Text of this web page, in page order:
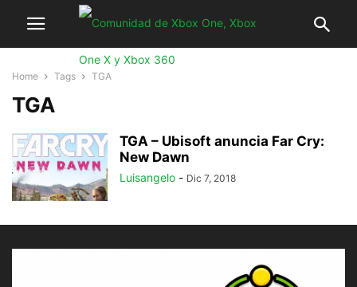
Home Tags TGA
TGA
TGA – Ubisoft anuncia Far Cry:
New Dawn
Luisangelo - Dic 7, 2018